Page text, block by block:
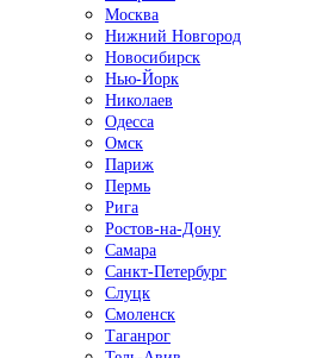
Москва
Нижний Новгород
Новосибирск
Нью-Йорк
Николаев
Одесса
Омск
Париж
Пермь
Рига
Ростов-на-Дону
Самара
Санкт-Петербург
Слуцк
Смоленск
Таганрог